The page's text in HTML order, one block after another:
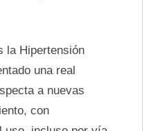
la Hipertensión
una real
a nuevas
con